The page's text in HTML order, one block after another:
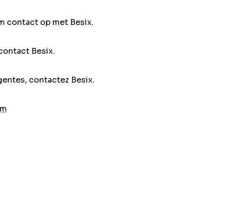
contact op met Besix.
Besix.
contactez Besix.